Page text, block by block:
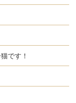
です！